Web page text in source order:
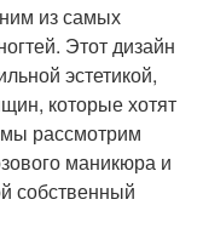
из самых
Этот дизайн
эстетикой,
которые хотят
мы рассмотрим
маникюра и
собственный